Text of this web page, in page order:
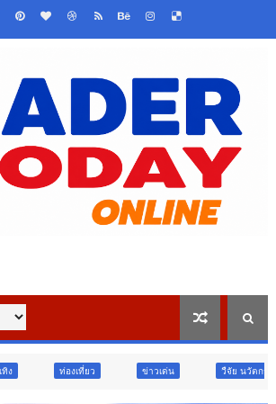
ข่าวเด่น วืจัย นวัตกรรม สังคม